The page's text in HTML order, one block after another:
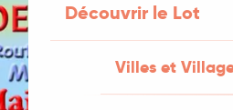
Découvrir le Lot
Villes et